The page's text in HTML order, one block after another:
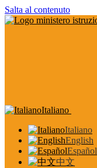
Salta al contenuto
Italiano
Italiano
English
Español
中文